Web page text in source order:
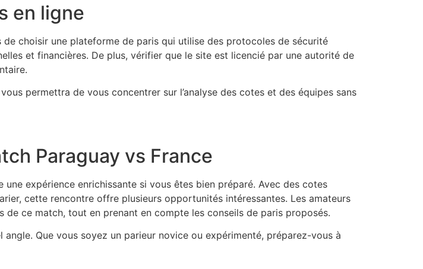
en ligne
choisir une plateforme de paris qui utilise des protocoles de sécurité
et financières. De plus, vérifier que le site est licencié par une autorité de
permettra de vous concentrer sur l’analyse des cotes et des équipes sans
Paraguay vs France
expérience enrichissante si vous êtes bien préparé. Avec des cotes
cette rencontre offre plusieurs opportunités intéressantes. Les amateurs
ce match, tout en prenant en compte les conseils de paris proposés.
Que vous soyez un parieur novice ou expérimenté, préparez-vous à